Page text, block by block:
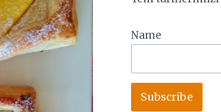
Name
Subscribe